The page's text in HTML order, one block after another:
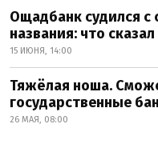
Ощадбанк судился с
названия: что сказал
15 ИЮНЯ, 14:00
Тяжёлая ноша.
государственные
26 МАЯ, 08:00